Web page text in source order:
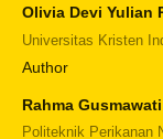
Olivia Devi Yulian
Universitas Kristen
Author
Rahma
Politeknik Perikanan